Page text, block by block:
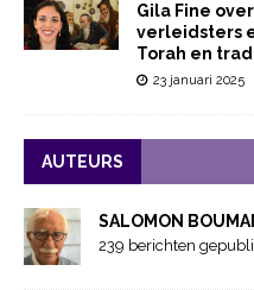
Gila Fine
verleidsters
Torah en
23 januari 2025
AUTEURS
SALOMON
239 berichten